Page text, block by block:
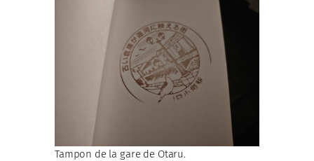
Tampon de la gare de Otaru.